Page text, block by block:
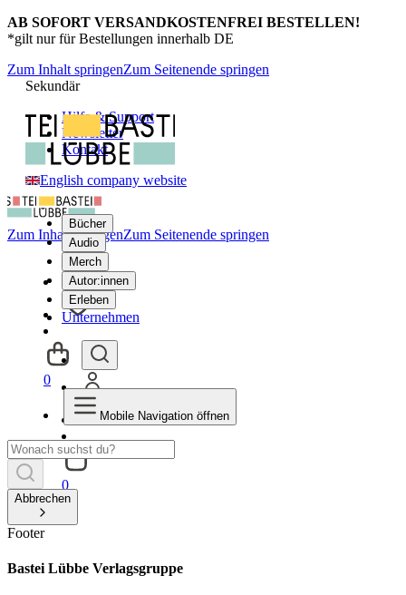
AB SOFORT VERSANDKOSTENFREI BESTELLEN!
*gilt nur für Bestellungen innerhalb DE
Zum Inhalt springenZum Seitenende springen
Sekundär
Hilfe & Support
Newsletter
Kontakt
English company website
Bücher
Audio
Merch
Autor:innen
Erleben
Unternehmen
0
Zum Inhalt springenZum Seitenende springen
0
Mobile Navigation öffnen
Abbrechen
Footer
Bastei Lübbe Verlagsgruppe